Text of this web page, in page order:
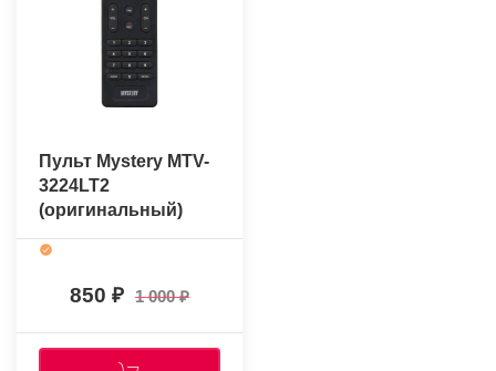
Пульт Mystery MTV-
3224LT2
(оригинальный)
850 1 000